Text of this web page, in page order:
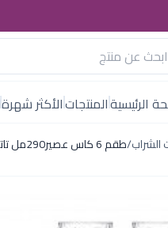
الرئيسيةالمنتجاتالأكثر شهرة
الشراب/طقم 6 كاس عصير290مل تاتو